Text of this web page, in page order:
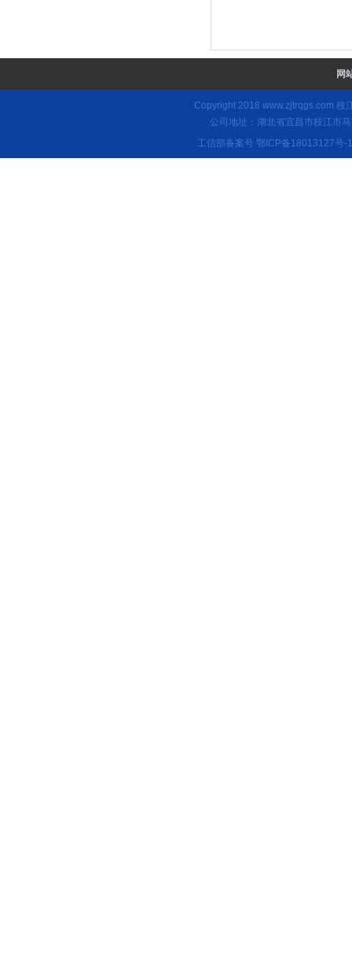
网
Copyright 2018 www.zjtrqgs.com 枝
公司地址：湖北省宜昌市枝江市
工信部备案号 鄂ICP备18013127号-1